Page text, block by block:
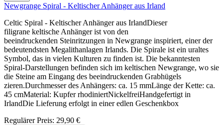
Newgrange Spiral - Keltischer Anhänger aus Irland
Celtic Spiral - Keltischer Anhänger aus IrlandDieser
filigrane keltische Anhänger ist von den
beeindruckenden Steinritzungen in Newgrange inspiriert, einer der
bedeutendsten Megalithanlagen Irlands. Die Spirale ist ein uraltes
Symbol, das in vielen Kulturen zu finden ist. Die bekanntesten
Spiral-Darstellungen befinden sich im keltischen Newgrange, wo sie
die Steine am Eingang des beeindruckenden Grabhügels
zieren.Durchmesser des Anhängers: ca. 15 mmLänge der Kette: ca.
45 cmMaterial: Kupfer rhodiniertNickelfreiHandgefertigt in
IrlandDie Lieferung erfolgt in einer edlen Geschenkbox
Regulärer Preis: 29,90 €